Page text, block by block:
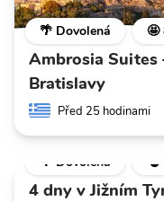
🌴 Dovolená 🤩
Ambrosia Suites
Bratislavy
Před 25 hodinami
🌴 Dovolená
4 dny v Jižním